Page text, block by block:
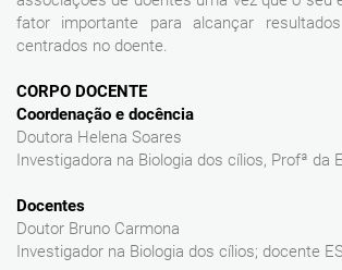
fator importante para alcançar resultados
centrados no doente.
CORPO DOCENTE
Coordenação e docência
Doutora Helena Soares
Investigadora na Biologia dos cílios, Profª da
Docentes
Doutor Bruno Carmona
Investigador na Biologia dos cílios; docente